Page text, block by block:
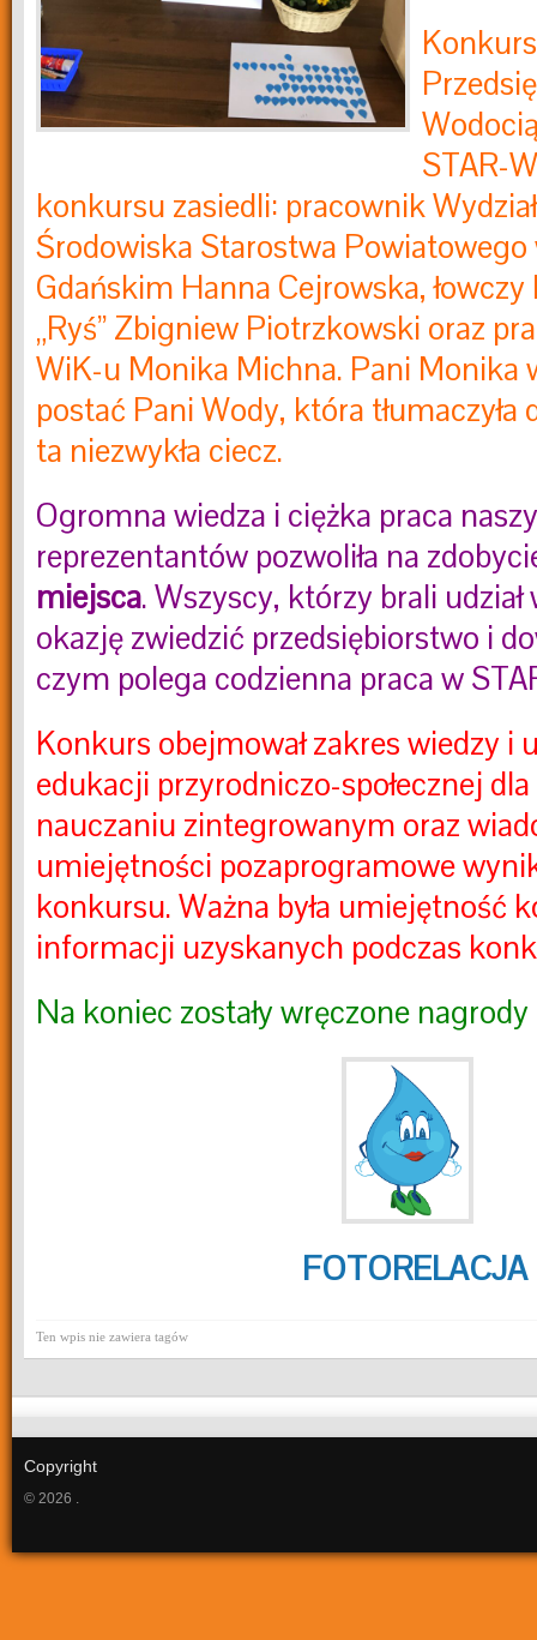
STAR-
konkursu zasiedli: pracownik
Środowiska Starostwa
Gdańskim Hanna Cejrowska, łowczy
„Ryś” Zbigniew Piotrzkowski oraz
WiK-u Monika Michna. Pani Monika
postać Pani Wody, która
ta niezwykła ciecz.
Ogromna wiedza i ciężka praca
reprezentantów pozwoliła na
miejsca. Wszyscy, którzy brali
okazję zwiedzić przedsiębiorstwo i
czym polega codzienna praca w
Konkurs obejmował zakres wiedzy i
edukacji przyrodniczo-społecznej
nauczaniu zintegrowanym oraz
umiejętności pozaprogramowe
konkursu. Ważna była umiejętność
informacji uzyskanych podczas
Na koniec zostały wręczone
FOTORELACJA
Ten wpis nie zawiera tagów
Copyright
© 2026 .